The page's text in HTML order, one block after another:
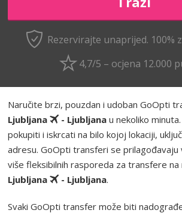
Rezervirajte unaprijed. 100%
4,7/5 – ocjena 12.000
Naručite brzi, pouzdan i udoban GoOpti
Ljubljana
- Ljubljana u nekoliko
pokupiti i iskrcati na bilo kojoj lokaciji,
adresu. GoOpti transferi se prilagođavaju
više fleksibilnih rasporeda za transfere na
Ljubljana
- Ljubljana.
Svaki GoOpti transfer može biti